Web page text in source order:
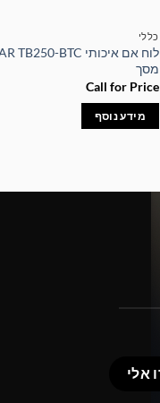
כללי
מסך
Call for Price
מידע נוסף